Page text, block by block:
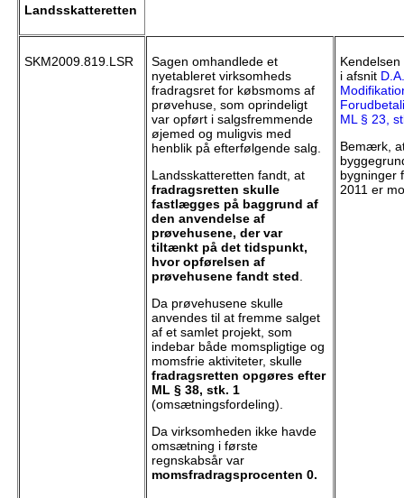
Landsskatteretten
SKM2009.819.LSR
Sagen omhandlede et
nyetableret virksomheds
fradragsret for købsmoms af
prøvehuse, som oprindeligt
var opført i salgsfremmende
øjemed og muligvis med
henblik på efterfølgende salg.
Landsskatteretten fandt, at
fradragsretten skulle
fastlægges på baggrund af
den anvendelse af
prøvehusene, der var
tiltænkt på det tidspunkt,
hvor opførelsen af
prøvehusene fandt sted
Da prøvehusene skulle
anvendes til at fremme salget
af et samlet projekt, som
indebar både momspligtige og
momsfrie aktiviteter, skulle
fradragsretten opgøres efter
ML § 38, stk. 1
(omsætningsfordeling).
Da virksomheden ikke havde
omsætning i første
regnskabsår var
momsfradragsprocenten 0.
i afsnit
ML § 23,
Bemærk,
bygninger
2011 er